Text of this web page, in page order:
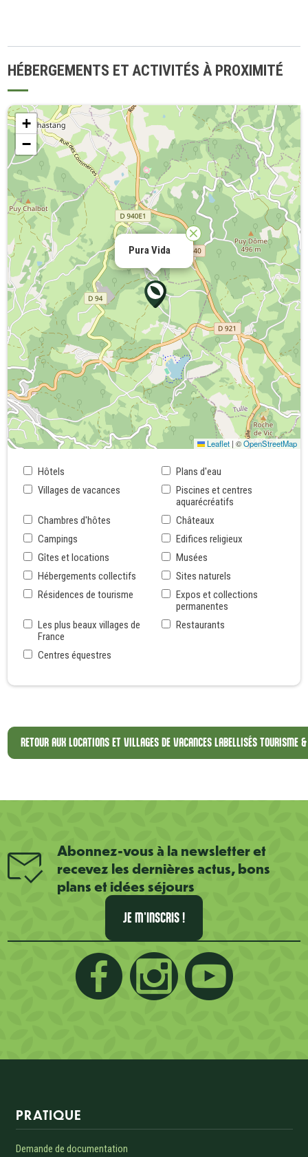
HÉBERGEMENTS ET ACTIVITÉS À PROXIMITÉ
Pura Vida
+
−
Leaflet | ©OpenStreetMap
Hôtels
Plans d'eau
Villages de vacances
Piscines et centres
aquarécréatifs
Chambres d'hôtes
Châteaux
Campings
Edifices religieux
Gîtes et locations
Musées
Hébergements collectifs
Sites naturels
Résidences de tourisme
Expos et collections
permanentes
Les plus beaux villages de
France
Restaurants
Centres équestres
RETOUR AUX LOCATIONS ET VILLAGES DE VACANCES LABELLISÉS TOURISME
Abonnez-vous à la newsletter et
recevez les dernières actus, bons
plans et idées séjours
JE M'INSCRIS !
PRATIQUE
Demande de documentation